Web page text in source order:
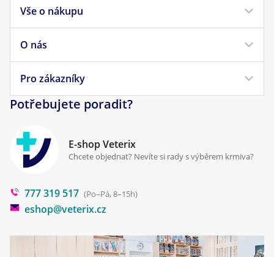
Krmivo pro psy
Krmivo pro kočky
Veterinární diety
Pamlsky pro psy
Vše o nákupu
Doprava a platba
Obchodní podmínky
Reklamace a vrácení
Cookies a podmínky používání
O nás
Náš příběh
Pro zákazníky
Klinika Prostějov
Poradna
Blog
Potřebujete poradit?
E-shop Veterix
Chcete objednat? Nevíte si rady s výběrem krmiva?
777 319 517 (Po–Pá, 8–15h)
eshop@veterix.cz